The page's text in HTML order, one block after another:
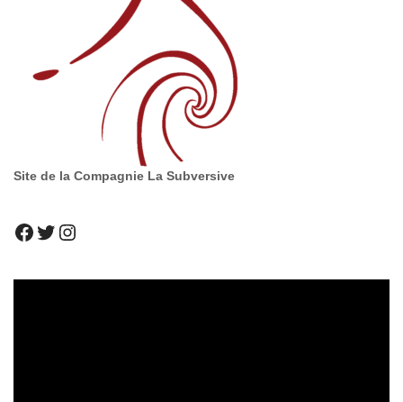
Site de la Compagnie La Subversive